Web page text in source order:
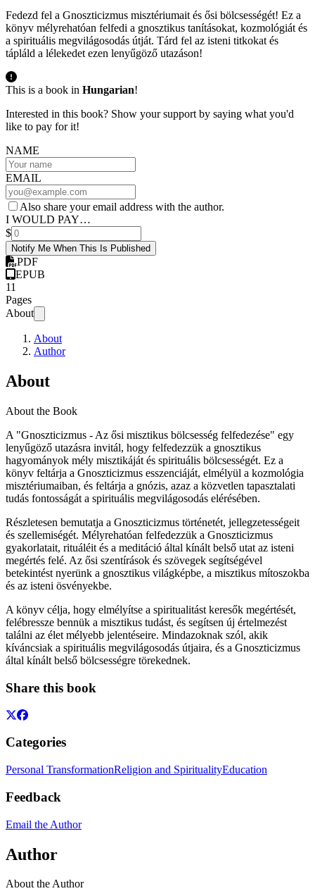
Fedezd fel a Gnoszticizmus misztériumait és ősi bölcsességét! Ez a
könyv mélyrehatóan felfedi a gnosztikus tanításokat, kozmológiát és
a spirituális megvilágosodás útját. Tárd fel az isteni titkokat és
tápláld a lélekedet ezen lenyűgöző utazáson!
This is a book in Hungarian!
Interested in this book? Show your support by saying what you'd
like to pay for it!
NAME
EMAIL
Also share your email address with the author.
I WOULD PAY…
$
Notify Me When This Is Published
PDF
EPUB
11
Pages
About
About
Author
About
About the Book
A "Gnoszticizmus - Az ősi misztikus bölcsesség felfedezése" egy
lenyűgöző utazásra invitál, hogy felfedezzük a gnosztikus
hagyományok mély misztikáját és spirituális bölcsességét. Ez a
könyv feltárja a Gnoszticizmus esszenciáját, elmélyül a kozmológia
misztériumaiban, és feltárja a gnózis, azaz a közvetlen tapasztalati
tudás fontosságát a spirituális megvilágosodás elérésében.
Részletesen bemutatja a Gnoszticizmus történetét, jellegzetességeit
és szellemiségét. Mélyrehatóan felfedezzük a Gnoszticizmus
gyakorlatait, rituáléit és a meditáció által kínált belső utat az isteni
megértés felé. Az ősi szentírások és szövegek segítségével
betekintést nyerünk a gnosztikus világképbe, a misztikus mítoszokba
és az isteni ösvényekbe.
A könyv célja, hogy elmélyítse a spiritualitást keresők megértését,
felébressze bennük a misztikus tudást, és segítsen új értelmezést
találni az élet mélyebb jelentéseire. Mindazoknak szól, akik
kíváncsiak a spirituális megvilágosodás útjaira, és a Gnoszticizmus
által kínált belső bölcsességre törekednek.
Share this book
Categories
Personal TransformationReligion and SpiritualityEducation
Feedback
Email the Author
Author
About the Author